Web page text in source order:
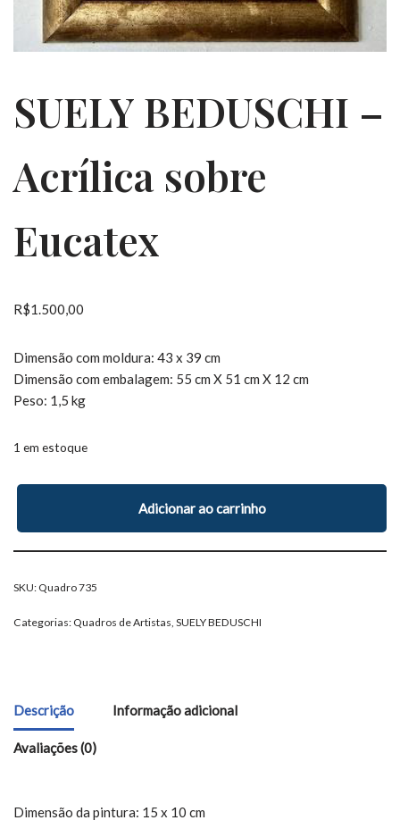
SUELY BEDUSCHI –
Acrílica sobre
Eucatex
R$1.500,00
Dimensão com moldura: 43 x 39 cm
Dimensão com embalagem: 55 cm X 51 cm X 12 cm
Peso: 1,5 kg
1 em estoque
Adicionar ao carrinho
SKU: Quadro 735
Categorias: Quadros de Artistas SUELY BEDUSCHI
Descrição Informação adicional
Avaliações (0)
Dimensão da pintura: 15 x 10 cm